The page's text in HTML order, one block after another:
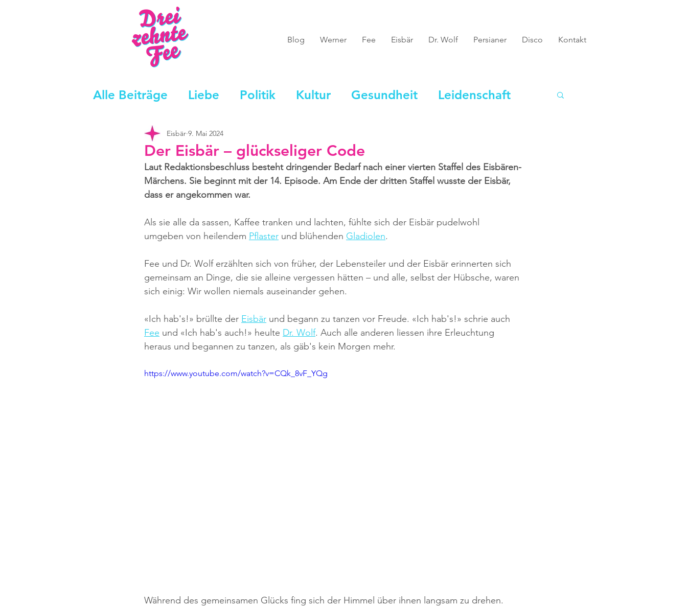
Blog Werner Fee Eisbär Dr. Wolf Persianer Disco Kontakt
Alle Beiträge Liebe Politik Kultur Gesundheit Leidenschaft
Der Eisbär – glückseliger Code
Eisbär 9. Mai 2024
Laut Redaktionsbeschluss besteht dringender Bedarf nach einer vierten Staffel des Eisbären-
Märchens. Sie beginnt mit der 14. Episode. Am Ende der dritten Staffel wusste der Eisbär,
dass er angekommen war.
Als sie alle da sassen, Kaffee tranken und lachten, fühlte sich der Eisbär pudelwohl
umgeben von heilendem Pflaster und blühenden Gladiolen.
Fee und Dr. Wolf erzählten sich von früher, der Lebensteiler und der Eisbär erinnerten sich
gemeinsam an Dinge, die sie alleine vergessen hätten – und alle, selbst der Hübsche, waren
sich einig: Wir wollen niemals auseinander gehen.
«Ich hab's!» brüllte der Eisbär und begann zu tanzen vor Freude. «Ich hab's!» schrie auch
Fee und «Ich hab's auch!» heulte Dr. Wolf. Auch alle anderen liessen ihre Erleuchtung
heraus und begannen zu tanzen, als gäb's kein Morgen mehr.
https://www.youtube.com/watch?v=CQk_8vF_YQg
Während des gemeinsamen Glücks fing sich der Himmel über ihnen langsam zu drehen.